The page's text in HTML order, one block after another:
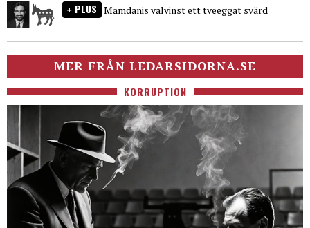
PLUS Mamdanis valvinst ett tveeggat svärd
MER FRÅN LEDARSIDORNA.SE
KORRUPTION